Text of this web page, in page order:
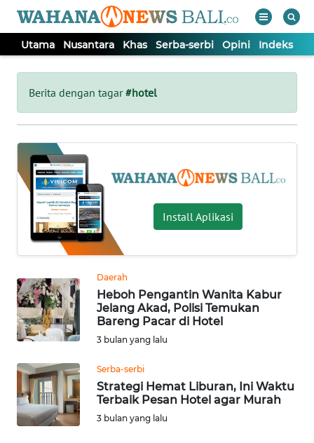
Utama Nusantara Khas Serba-serbi Opini Indeks
Berita dengan tagar#hotel
Install Aplikasi
Daerah
Heboh Pengantin Wanita Kabur
Jelang Akad, Polisi Temukan
Bareng Pacar di Hotel
3 bulan yang lalu
Serba-serbi
Strategi Hemat Liburan, Ini Waktu
Terbaik Pesan Hotel agar Murah
3 bulan yang lalu
Tutup
UTAMA
NUSANTARA
KHAS
SERBA-
SERBI
OPINI
Informasi
INDEKS
BERITA
KONTAK